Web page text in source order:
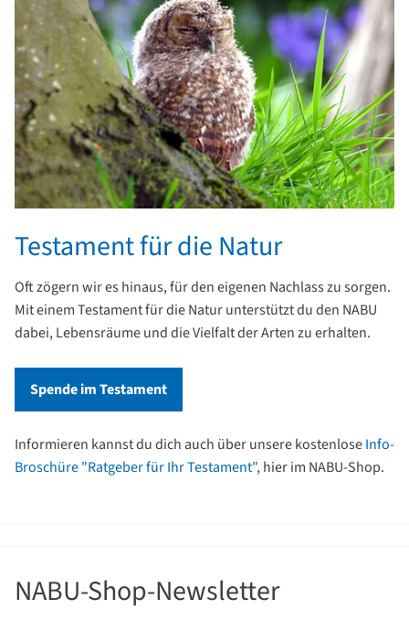
Testament für die Natur
Oft zögern wir es hinaus, für den eigenen Nachlass zu sorgen.
Mit einem Testament für die Natur unterstützt du den NABU
dabei, Lebensräume und die Vielfalt der Arten zu erhalten.
Spende im Testament
Informieren kannst du dich auch über unsere kostenloseInfo-
Broschüre "Ratgeber für Ihr Testament", hier im NABU-Shop.
NABU-Shop-Newsletter